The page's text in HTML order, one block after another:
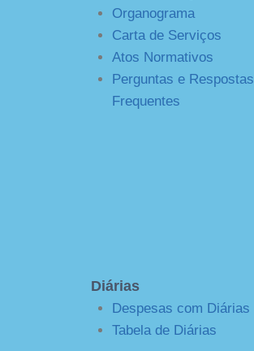
Organograma
Carta de Serviços
Atos Normativos
Perguntas e Respostas
Frequentes
Diárias
Despesas com Diárias
Tabela de Diárias